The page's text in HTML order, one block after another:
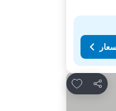
مشاركة
Add to favorites